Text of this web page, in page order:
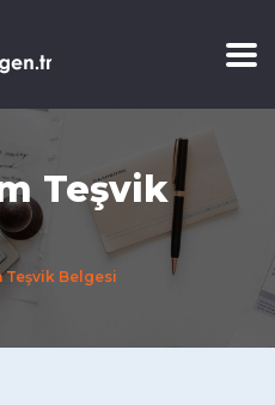
Teşvik
Teşvik Belgesi